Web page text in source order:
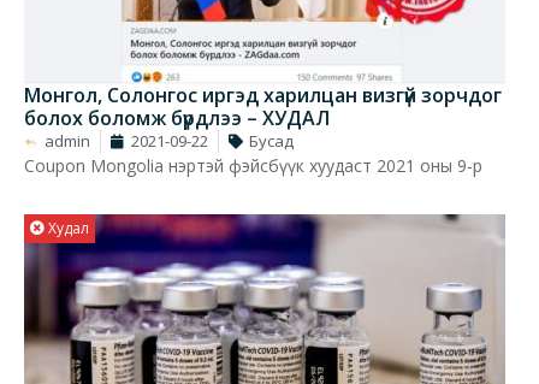
Монгол, Солонгос иргэд харилцан визгүй зорчдог
болох боломж бүрдлээ – ХУДАЛ
admin 2021-09-22 Бусад
Coupon Mongolia нэртэй фэйсбүүк хуудаст 2021 оны 9-р
Худал